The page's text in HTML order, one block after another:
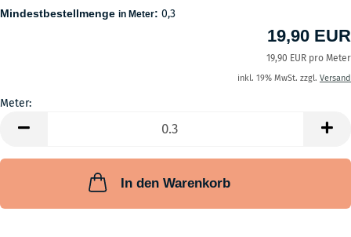
Mindestbestellmenge in Meter: 0,3
19,90 EUR
19,90 EUR pro Meter
inkl. 19% MwSt. zzgl. Versand
Meter:
In den Warenkorb